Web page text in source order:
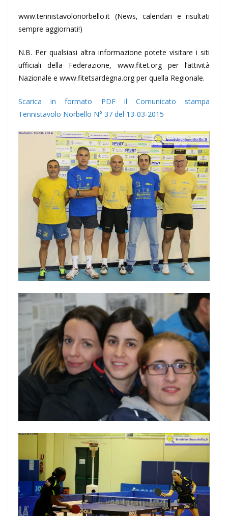
www.tennistavolonorbello.it (News, calendari e risultati
sempre aggiornati!)
N.B. Per qualsiasi altra informazione potete visitare i siti
ufficiali della Federazione, www.fitet.org per l’attività
Nazionale e www.fitetsardegna.org per quella Regionale.
Scarica in formato PDF il Comunicato stampa
Tennistavolo Norbello N° 37 del 13-03-2015